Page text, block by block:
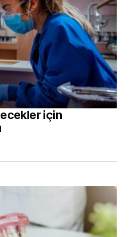
için
2034 Yılına Kadar
Bekleniyor